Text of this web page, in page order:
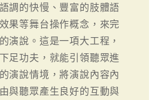
調的快慢、豐富的肢體語
果等舞台操作概念，來完
演說。這是一項大工程，
足功夫，就能引領聽眾進
演說情境，將演說內容內
與聽眾產生良好的互動與